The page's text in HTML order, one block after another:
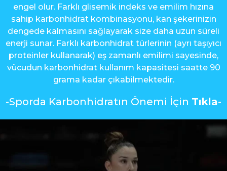
engel olur. Farklı glisemik indeks ve emilim hızına
sahip karbonhidrat kombinasyonu, kan şekerinizin
dengede kalmasını sağlayarak size daha uzun süreli
enerji sunar. Farklı karbonhidrat türlerinin (ayrı taşıyıcı
proteinler kullanarak) eş zamanlı emilimi sayesinde,
vücudun karbonhidrat kullanım kapasitesi saatte 90
grama kadar çıkabilmektedir.
-Sporda Karbonhidratın Önemi İçin Tıkla-